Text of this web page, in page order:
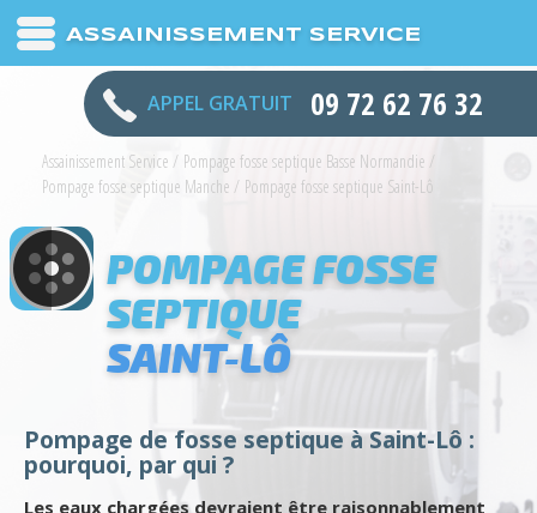
ASSAINISSEMENT SERVICE
APPEL GRATUIT 09 72 62 76 32
Assainissement Service / Pompage fosse septique Basse Normandie /
Pompage fosse septique Manche / Pompage fosse septique Saint-Lô
POMPAGE FOSSE
SEPTIQUE
SAINT-LÔ
Pompage de fosse septique à Saint-Lô :
pourquoi, par qui ?
Les eaux chargées devraient être raisonnablement